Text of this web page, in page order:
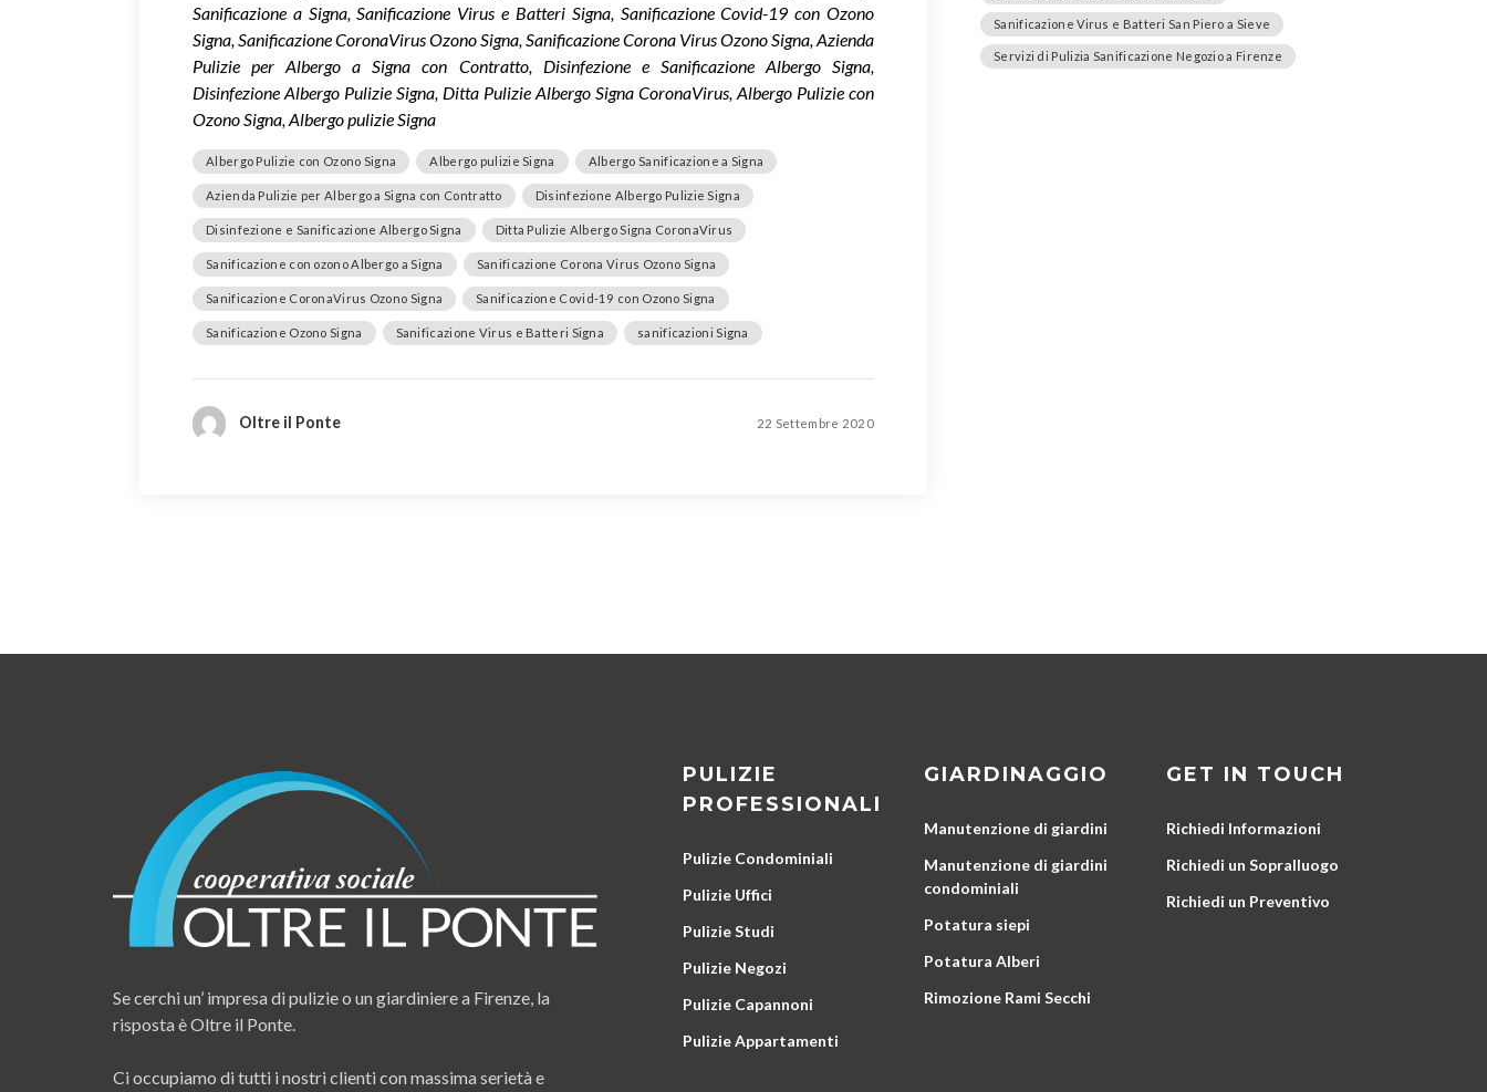
Sanificazione a Signa, Sanificazione Virus e Batteri Signa, Sanificazione Covid-19 con Ozono
Signa, Sanificazione CoronaVirus Ozono Signa, Sanificazione Corona Virus Ozono Signa, Azienda
Pulizie per Albergo a Signa con Contratto, Disinfezione e Sanificazione Albergo Signa,
Disinfezione Albergo Pulizie Signa, Ditta Pulizie Albergo Signa CoronaVirus, Albergo Pulizie con
Ozono Signa, Albergo pulizie Signa
Albergo Pulizie con Ozono Signa Albergo pulizie Signa Albergo Sanificazione a Signa
Azienda Pulizie per Albergo a Signa con Contratto Disinfezione Albergo Pulizie Signa
Disinfezione e Sanificazione Albergo Signa Ditta Pulizie Albergo Signa CoronaVirus
Sanificazione con ozono Albergo a Signa Sanificazione Corona Virus Ozono Signa
Sanificazione CoronaVirus Ozono Signa Sanificazione Covid-19 con Ozono Signa
Sanificazione Ozono Signa Sanificazione Virus e Batteri Signa sanificazioni Signa
Oltre il Ponte 22 Settembre 2020
Sanificazione Virus e Batteri San Piero a Sieve
Servizi di Pulizia Sanificazione Negozio a Firenze
Se cerchi un’ impresa di pulizie o un giardiniere a Firenze, la
risposta è Oltre il Ponte.
Ci occupiamo di tutti i nostri clienti con massima serietà e
PULIZIE
PROFESSIONALI
Pulizie Condominiali
Pulizie Uffici
Pulizie Studi
Pulizie Negozi
Pulizie Capannoni
Pulizie Appartamenti
GIARDINAGGIO
Manutenzione di giardini
Manutenzione di giardini
condominiali
Potatura siepi
Potatura Alberi
Rimozione Rami Secchi
GET IN TOUCH
Richiedi Informazioni
Richiedi un Sopralluogo
Richiedi un Preventivo